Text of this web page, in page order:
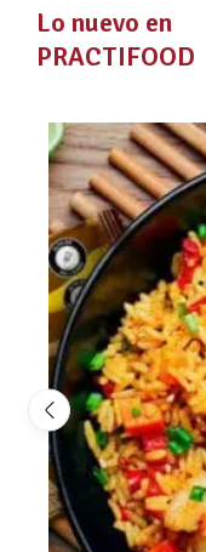
Lo nuevo en
PRACTIFOOD